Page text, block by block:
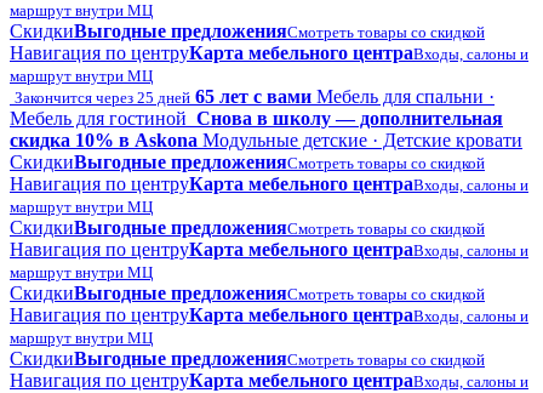
маршрут внутри МЦ
СкидкиВыгодные предложенияСмотреть товары со скидкой
Навигация по центруКарта мебельного центраВходы, салоны и
маршрут внутри МЦ
Закончится через 25 дней 65 лет с вами Мебель для спальни ·
Мебель для гостиной Снова в школу — дополнительная
скидка 10% в Askona Модульные детские · Детские кровати
СкидкиВыгодные предложенияСмотреть товары со скидкой
Навигация по центруКарта мебельного центраВходы, салоны и
маршрут внутри МЦ
СкидкиВыгодные предложенияСмотреть товары со скидкой
Навигация по центруКарта мебельного центраВходы, салоны и
маршрут внутри МЦ
СкидкиВыгодные предложенияСмотреть товары со скидкой
Навигация по центруКарта мебельного центраВходы, салоны и
маршрут внутри МЦ
СкидкиВыгодные предложенияСмотреть товары со скидкой
Навигация по центруКарта мебельного центраВходы, салоны и